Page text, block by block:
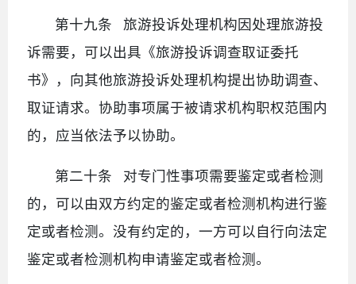
第十九条 旅游投诉处理机构因处理旅游投
诉需要，可以出具《旅游投诉调查取证委托
书》，向其他旅游投诉处理机构提出协助调查、
取证请求。协助事项属于被请求机构职权范围内
的，应当依法予以协助。
第二十条 对专门性事项需要鉴定或者检测
的，可以由双方约定的鉴定或者检测机构进行鉴
定或者检测。没有约定的，一方可以自行向法定
鉴定或者检测机构申请鉴定或者检测。